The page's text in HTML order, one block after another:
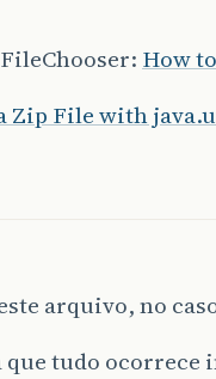
How
Zip File with
arquivo, no
tudo ocorrece